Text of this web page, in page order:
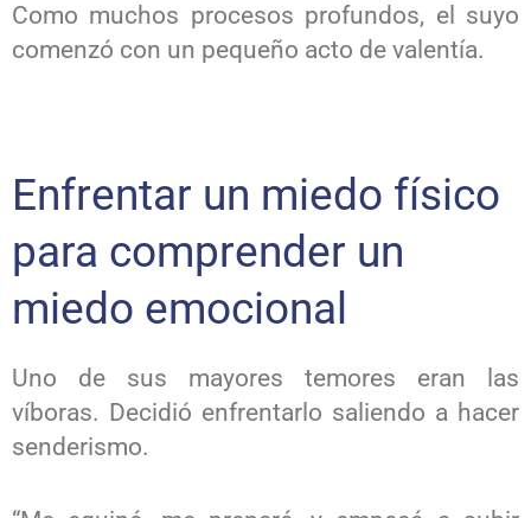
Como muchos procesos profundos, el suyo
comenzó con un pequeño acto de valentía.
Enfrentar un miedo físico
para comprender un
miedo emocional
Uno de sus mayores temores eran las
víboras. Decidió enfrentarlo saliendo a hacer
senderismo.